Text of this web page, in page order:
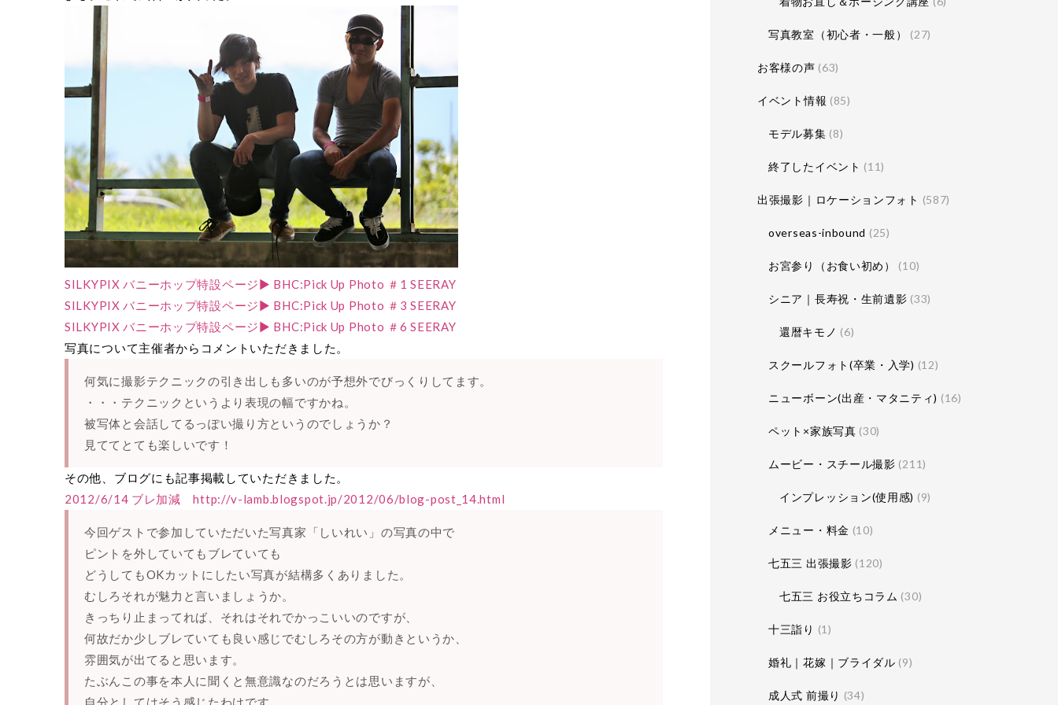
SILKYPIX バニーホップ特設ページ▶ BHC:Pick Up Photo ＃1 SEERAY
SILKYPIX バニーホップ特設ページ▶ BHC:Pick Up Photo ＃3 SEERAY
SILKYPIX バニーホップ特設ページ▶ BHC:Pick Up Photo ＃6 SEERAY
写真について主催者からコメントいただきました。
何気に撮影テクニックの引き出しも多いのが予想外でびっくりしてます。
・・・テクニックというより表現の幅ですかね。
被写体と会話してるっぽい撮り方というのでしょうか？
見ててとても楽しいです！
その他、ブログにも記事掲載していただきました。
2012/6/14 ブレ加減 http://v-lamb.blogspot.jp/2012/06/blog-post_14.html
今回ゲストで参加していただいた写真家「しいれい」の写真の中で
ピントを外していてもブレていても
どうしてもOKカットにしたい写真が結構多くありました。
むしろそれが魅力と言いましょうか。
きっちり止まってれば、それはそれでかっこいいのですが、
何故だか少しブレていても良い感じでむしろその方が動きというか、
雰囲気が出てると思います。
たぶんこの事を本人に聞くと無意識なのだろうとは思いますが、
自分としてはそう感じたわけです。
写真教室（初心者・一般） (27)
お客様の声 (63)
イベント情報 (85)
モデル募集 (8)
終了したイベント (11)
出張撮影｜ロケーションフォト (587)
overseas-inbound (25)
お宮参り（お食い初め） (10)
シニア｜長寿祝・生前遺影 (33)
還暦キモノ (6)
スクールフォト(卒業・入学) (12)
ニューボーン(出産・マタニティ) (16)
ペット×家族写真 (30)
ムービー・スチール撮影 (211)
インプレッション(使用感) (9)
メニュー・料金 (10)
七五三 出張撮影 (120)
七五三 お役立ちコラム (30)
十三詣り (1)
婚礼｜花嫁｜ブライダル (9)
成人式 前撮り (34)